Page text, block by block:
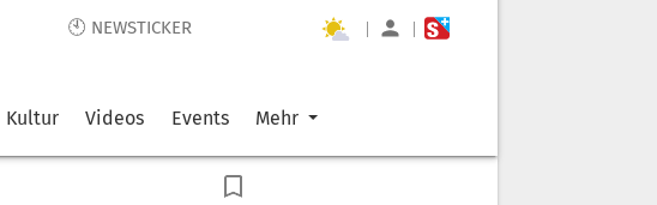
🕙 NEWSTICKER | |
Kultur Videos Events Mehr